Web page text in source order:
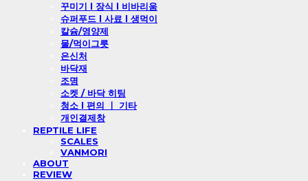
꾸미기 l 장식 l 비바리움
슈퍼푸드 l 사료 l 생먹이
칼슘/영양제
물/먹이그릇
은신처
바닥재
조명
소켓 / 바닥 히팅
청소 l 편의 ㅣ 기타
개인결제창
REPTILE LIFE
SCALES
VANMORI
ABOUT
REVIEW